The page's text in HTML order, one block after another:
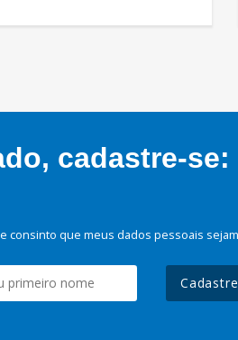
cadastre-se:
consinto que meus dados pessoais